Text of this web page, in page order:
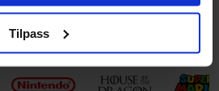
Tilpass
Engelsk